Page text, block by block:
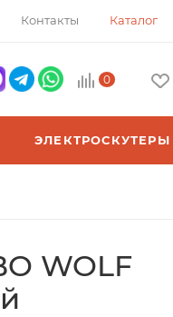
Контакты Каталог
0
ЭЛЕКТРОСКУТЕРЫ
WOLF